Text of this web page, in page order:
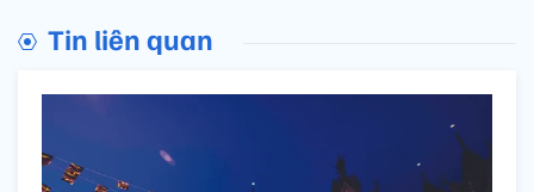
Tin liên quan